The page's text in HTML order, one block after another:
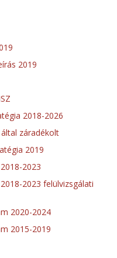
2019
2018-2026
záradékolt
2019
2023
2023 felülvizsgálati
2020-2024
2015-2019